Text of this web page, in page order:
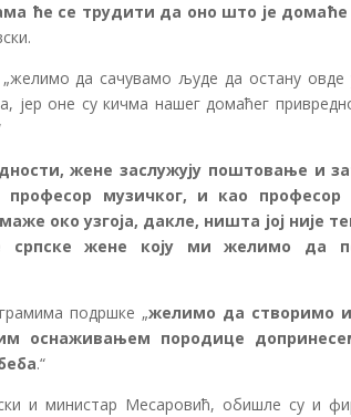
ће се трудити да оно што је
да сачувамо људе да остану овде
јер оне су кичма нашег домаћег
жене заслужују поштовање и
музичког, и као професор
око узгоја, дакле, ништа јој није
српске жене коју ми желимо да
подршке „желимо да створимо
оснаживањем породице
.“
и министар Месаровић, обишле су и